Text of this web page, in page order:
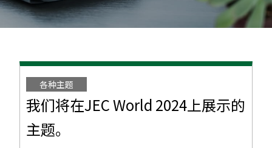
各种主题
我们将在JEC World 2024上展示的
主题。